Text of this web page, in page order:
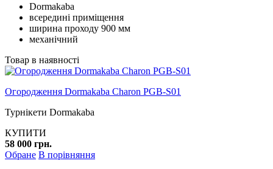
Dormakaba
всередині приміщення
ширина проходу 900 мм
механічний
Товар в наявності
Огородження Dormakaba Charon PGB-S01
Турнікети Dormakaba
КУПИТИ
58 000 грн.
Обране В порівняння